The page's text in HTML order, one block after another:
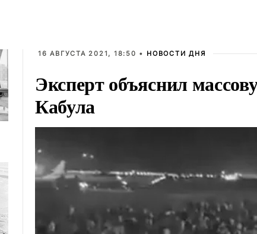
16 АВГУСТА 2021, 18:50 • НОВОСТИ ДНЯ
Эксперт объяснил
Кабула